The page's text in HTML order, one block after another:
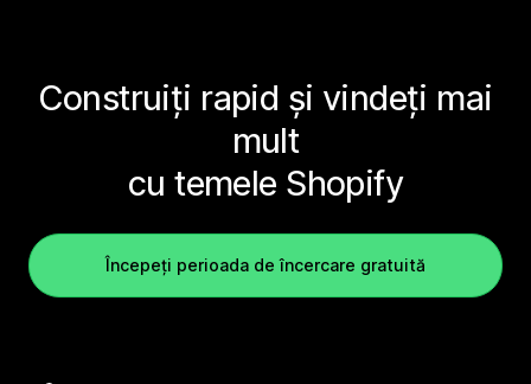
Construiți rapid și vindeți mai
mult
cu temele Shopify
Începeți perioada de încercare gratuită